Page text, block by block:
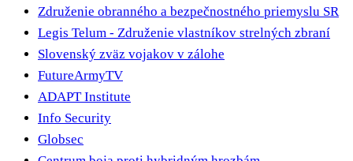
Združenie obranného a bezpečnostného priemyslu SR
Legis Telum - Združenie vlastníkov strelných zbraní
Slovenský zväz vojakov v zálohe
FutureArmyTV
ADAPT Institute
Info Security
Globsec